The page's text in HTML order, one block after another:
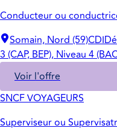
Conducteur ou
Somain, Nord (59)CDI
3 (CAP, BEP), Niveau 4
Voir l'offre
SNCF VOYAGEURS
Superviseur ou